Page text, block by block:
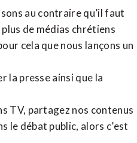
au contraire qu’il faut
de médias chrétiens
cela que nous lançons un
la presse ainsi que la
TV, partagez nos contenus
le débat public, alors c’est